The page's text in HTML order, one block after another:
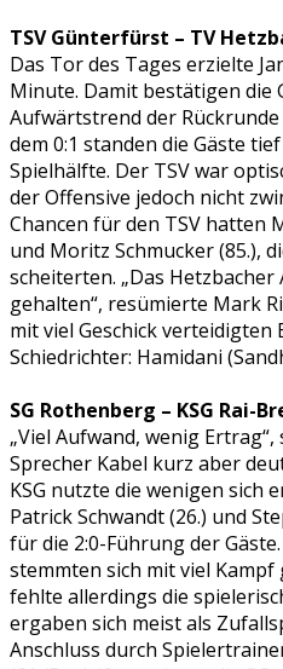
TSV Günterfürst – TV
Das Tor des Tages erzielte
Minute. Damit bestätigen die
Aufwärtstrend der
dem 0:1 standen die Gäste
Spielhälfte. Der TSV war
der Offensive jedoch nicht
Chancen für den TSV hatten
und Moritz Schmucker (85.),
scheiterten. „Das
gehalten“, resümierte Mark
mit viel Geschick verteidigten
Schiedrichter: Hamidani
SG Rothenberg – KSG Rai-
„Viel Aufwand, wenig Ertrag“,
Sprecher Kabel kurz aber
KSG nutzte die wenigen sich
Patrick Schwandt (26.) und
für die 2:0-Führung der
stemmten sich mit viel Kampf
fehlte allerdings die
ergaben sich meist als
Anschluss durch